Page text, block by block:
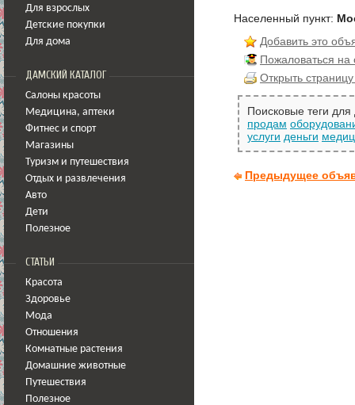
Для взрослых
Детские покупки
Для дома
ДАМСКИЙ КАТАЛОГ
Салоны красоты
Медицина, аптеки
Фитнес и спорт
Магазины
Туризм и путешествия
Отдых и развлечения
Авто
Дети
Полезное
СТАТЬИ
Красота
Здоровье
Мода
Отношения
Комнатные растения
Домашние животные
Путешествия
Полезное
Населенный пункт:
Добавить это
Пожаловаться
Открыть
Поисковые теги
продам
услуги деньги
Предыдущее